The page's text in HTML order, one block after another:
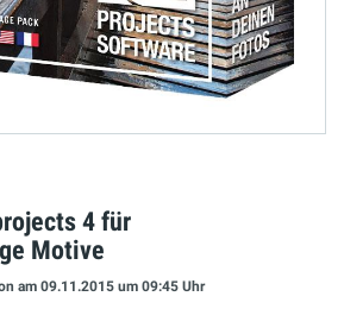
4 für
Motive
am 09.11.2015 um 09:45 Uhr